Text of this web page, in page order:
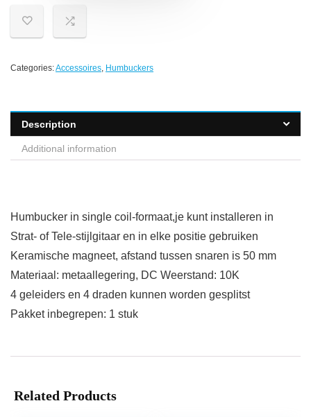
Categories:Accessoires, Humbuckers
Description
Additional information
Humbucker in single coil-formaat,je kunt installeren in
Strat- of Tele-stijlgitaar en in elke positie gebruiken
Keramische magneet, afstand tussen snaren is 50 mm
Materiaal: metaallegering, DC Weerstand: 10K
4 geleiders en 4 draden kunnen worden gesplitst
Pakket inbegrepen: 1 stuk
Related Products